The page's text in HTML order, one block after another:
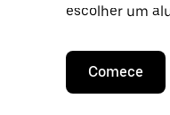
escolher um
Comece